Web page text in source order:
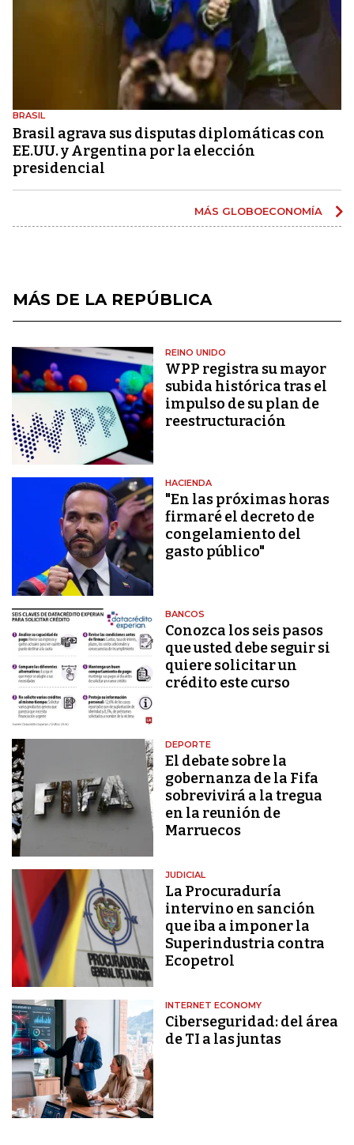
BRASIL
Brasil agrava sus disputas diplomáticas con
EE.UU. y Argentina por la elección
presidencial
MÁS GLOBOECONOMÍA
MÁS DE LA REPÚBLICA
REINO UNIDO
WPP registra su mayor
subida histórica tras el
impulso de su plan de
reestructuración
HACIENDA
"En las próximas horas
firmaré el decreto de
congelamiento del
gasto público"
BANCOS
Conozca los seis pasos
que usted debe seguir si
quiere solicitar un
crédito este curso
DEPORTE
El debate sobre la
gobernanza de la Fifa
sobrevivirá a la tregua
en la reunión de
Marruecos
JUDICIAL
La Procuraduría
intervino en sanción
que iba a imponer la
Superindustria contra
Ecopetrol
INTERNET ECONOMY
Ciberseguridad: del área
de TI a las juntas